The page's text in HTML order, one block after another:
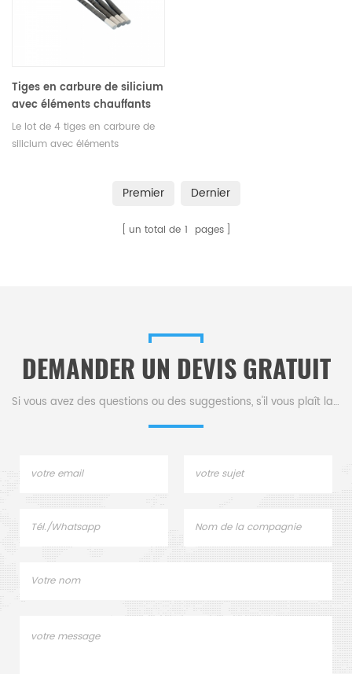
Tiges en carbure de silicium
avec éléments chauffants
Lot de 4 LECO 606-601 pour
LECO® CNS2000 LECO®
Le lot de 4 tiges en carbure de
silicium avec éléments
CNS2000 LECO® CR412 LECO®
SC432 LECO® SC444. Fabricant
Premier Dernier
un total de 1 pages
DEMANDER UN DEVIS GRATUIT
Si vous avez des questions ou des suggestions, s'il vous plaît laissez-nous un message,